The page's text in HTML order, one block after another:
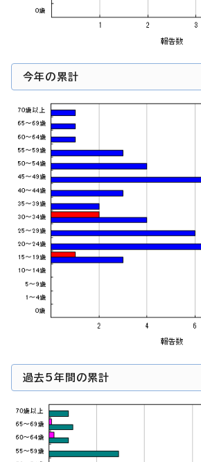
今年の累計
過去5年間の累計